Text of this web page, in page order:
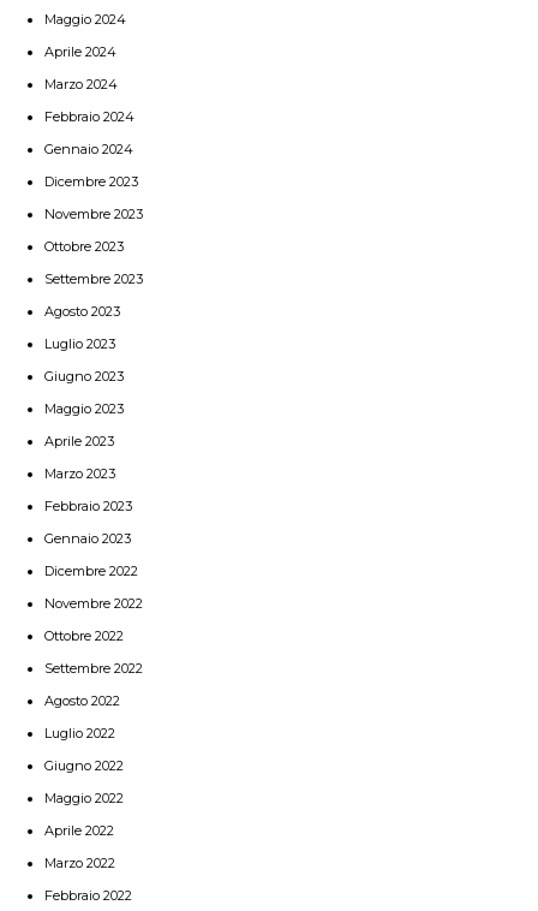
Maggio 2024
Aprile 2024
Marzo 2024
Febbraio 2024
Gennaio 2024
Dicembre 2023
Novembre 2023
Ottobre 2023
Settembre 2023
Agosto 2023
Luglio 2023
Giugno 2023
Maggio 2023
Aprile 2023
Marzo 2023
Febbraio 2023
Gennaio 2023
Dicembre 2022
Novembre 2022
Ottobre 2022
Settembre 2022
Agosto 2022
Luglio 2022
Giugno 2022
Maggio 2022
Aprile 2022
Marzo 2022
Febbraio 2022